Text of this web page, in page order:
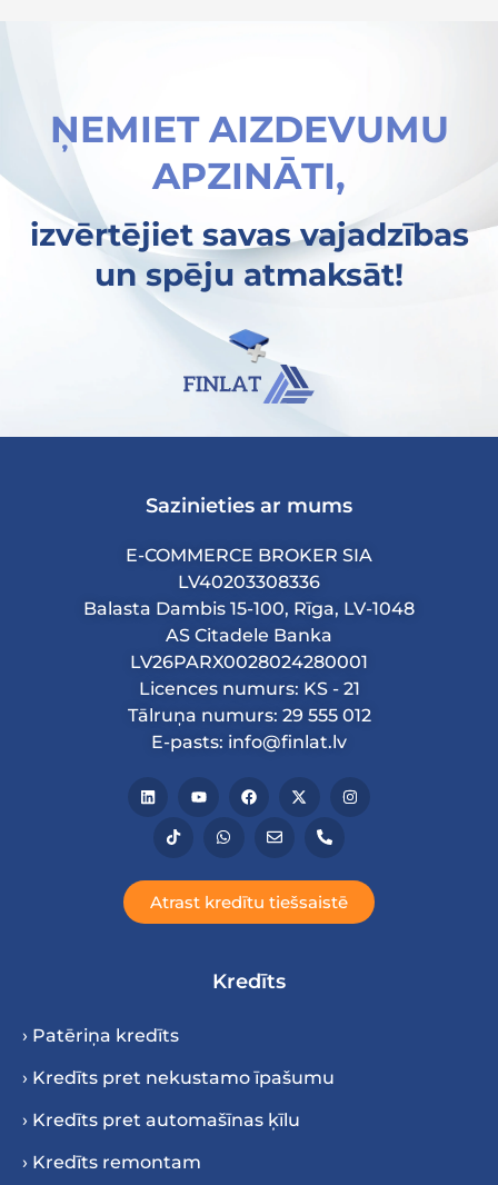
ŅEMIET AIZDEVUMU
APZINĀTI,
izvērtējiet savas vajadzības
un spēju atmaksāt!
Sazinieties ar mums
E-COMMERCE BROKER SIA
LV40203308336
Balasta Dambis 15-100, Rīga, LV-1048
AS Citadele Banka
LV26PARX0028024280001
Licences numurs: KS - 21
Tālruņa numurs: 29 555 012
E-pasts: info@finlat.lv
Atrast kredītu tiešsaistē
Kredīts
› Patēriņa kredīts
› Kredīts pret nekustamo īpašumu
› Kredīts pret automašīnas ķīlu
› Kredīts remontam